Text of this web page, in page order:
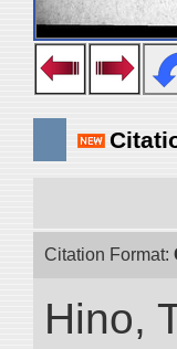
Citation Format:
Hino,